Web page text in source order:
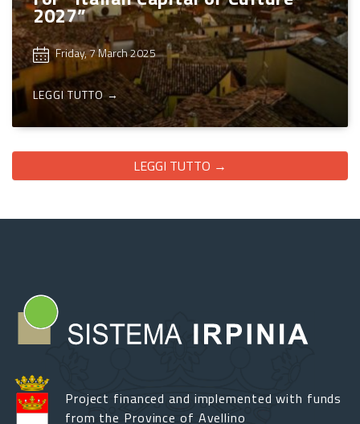
2027”
Friday, 7 March 2025
LEGGI TUTTO →
LEGGI TUTTO →
Project financed and implemented with funds
from the Province of Avellino